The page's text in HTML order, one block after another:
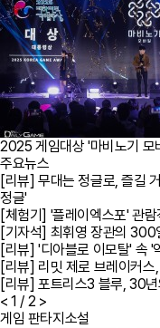
2025 게임대상 '마비노기 모
주요뉴스
[리뷰] 무대는 정글로, 즐길
정글'
[체험기] '플레이엑스포' 관
[기자석] 최휘영 장관의 300
[리뷰] '디아블로 이모탈' 속 '
[리뷰] 리밋 제로 브레이커
[리뷰] 포트리스3 블루, 30
< 1 / 2 >
게임 판타지소설